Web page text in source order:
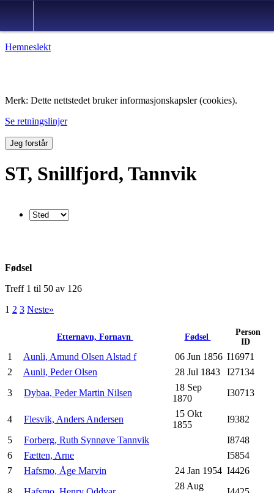
Hemneslekt
Merk: Dette nettstedet bruker informasjonskapsler (cookies).
Se retningslinjer
Jeg forstår
ST, Snillfjord, Tannvik
Fødsel
Treff 1 til 50 av 126
1 2 3 Neste»
Etternavn, Fornavn Fødsel
Person
ID
1 Aunli, Amund Olsen Alstad f 06 Jun 1856 I16971
2
Aunli, Peder Olsen 28 Jul 1843
I27134
3
Dybaa, Peder Martin Nilsen
18 Sep
1870
I30713
4 Flesvik, Anders Andersen
15 Okt
1855
I9382
5
Forberg, Ruth Synnøve Tannvik
I8748
6
Fætten, Arne
I5854
7
Hafsmo, Åge Marvin 24 Jan 1954 I4426
28 Aug